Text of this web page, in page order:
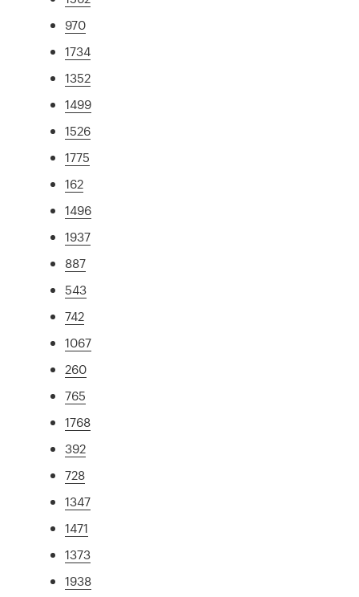
970
1734
1352
1499
1526
1775
162
1496
1937
887
543
742
1067
260
765
1768
392
728
1347
1471
1373
1938